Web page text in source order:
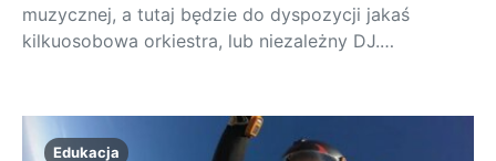
muzycznej, a tutaj będzie do dyspozycji jakaś
kilkuosobowa orkiestra, lub niezależny DJ.…
Edukacja